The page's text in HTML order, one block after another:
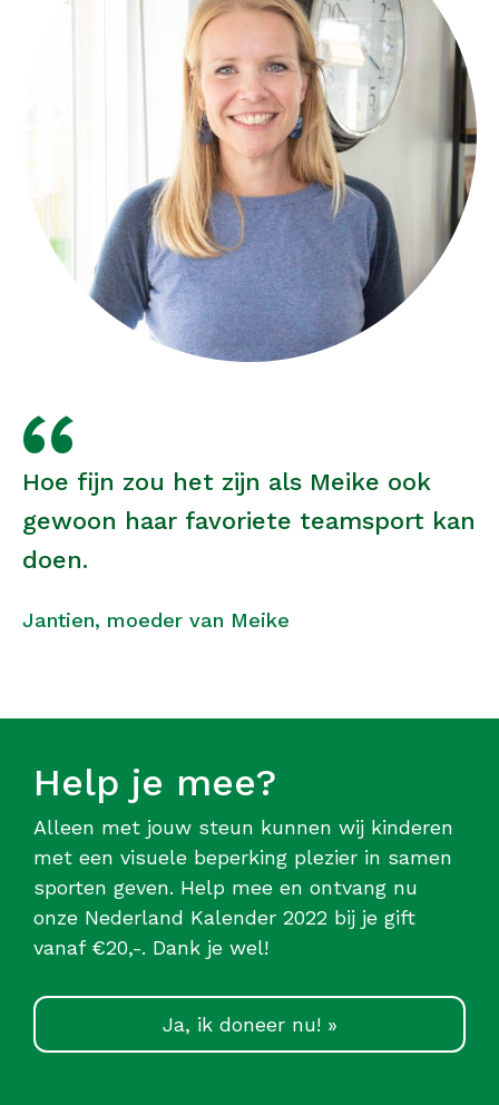
Hoe fijn zou het zijn als Meike ook
gewoon haar favoriete teamsport kan
doen.
Jantien, moeder van Meike
Help je mee?
Alleen met jouw steun kunnen wij kinderen
met een visuele beperking plezier in samen
sporten geven. Help mee en ontvang nu
onze Nederland Kalender 2022 bij je gift
vanaf €20,-. Dank je wel!
Ja, ik doneer nu! »